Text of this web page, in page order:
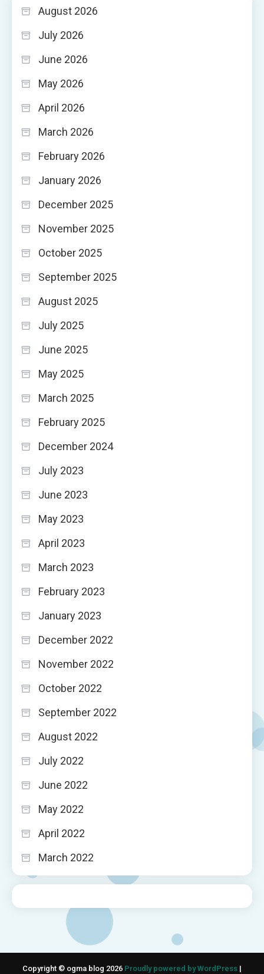
August 2026
July 2026
June 2026
May 2026
April 2026
March 2026
February 2026
January 2026
December 2025
November 2025
October 2025
September 2025
August 2025
July 2025
June 2025
May 2025
March 2025
February 2025
December 2024
July 2023
June 2023
May 2023
April 2023
March 2023
February 2023
January 2023
December 2022
November 2022
October 2022
September 2022
August 2022
July 2022
June 2022
May 2022
April 2022
March 2022
Copyright © ogma blog 2026 Proudly powered by WordPress |